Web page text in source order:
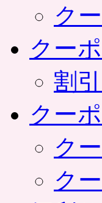
ク
クー
割
クー
ク
ク